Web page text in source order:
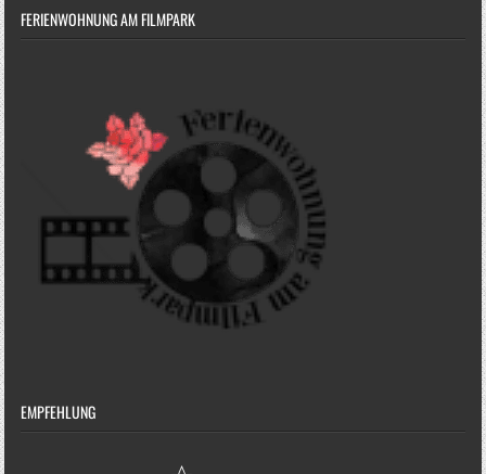
FERIENWOHNUNG AM FILMPARK
EMPFEHLUNG